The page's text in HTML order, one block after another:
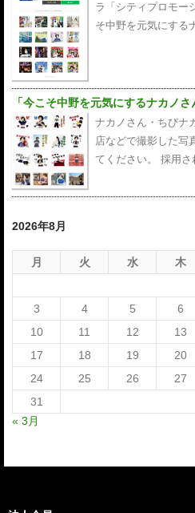
ラ「シティプロモー
そ中野を元気にする
「今こそ中野を元気にするナカノ
ナカノさん・ちびナ
店などで撮影した写
てください。 採用さ
2026年8月
月 火 水 木
3
4 5 6
10
11 12 13
17
18 19 20
24
25 26 27
31
« 3月